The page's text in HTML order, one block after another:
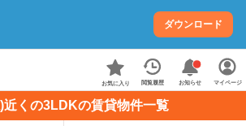
ダウンロード
お気に入り 閲覧履歴 お知らせ マイページ
近くの3LDKの賃貸物件一覧